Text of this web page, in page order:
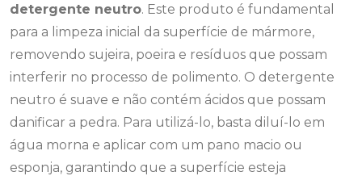
detergente neutro. Este produto é fundamental
para a limpeza inicial da superfície de mármore,
removendo sujeira, poeira e resíduos que possam
interferir no processo de polimento. O detergente
neutro é suave e não contém ácidos que possam
danificar a pedra. Para utilizá-lo, basta diluí-lo em
água morna e aplicar com um pano macio ou
esponja, garantindo que a superfície esteja